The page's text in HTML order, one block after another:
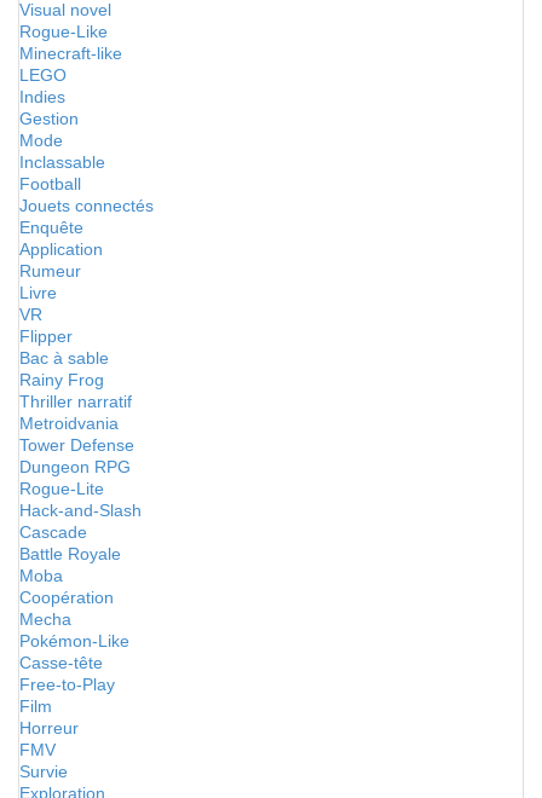
Visual novel
Rogue-Like
Minecraft-like
LEGO
Indies
Gestion
Mode
Inclassable
Football
Jouets connectés
Enquête
Application
Rumeur
Livre
VR
Flipper
Bac à sable
Rainy Frog
Thriller narratif
Metroidvania
Tower Defense
Dungeon RPG
Rogue-Lite
Hack-and-Slash
Cascade
Battle Royale
Moba
Coopération
Mecha
Pokémon-Like
Casse-tête
Free-to-Play
Film
Horreur
FMV
Survie
Exploration